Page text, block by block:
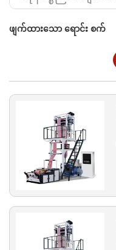
ဖျက်ထားသော ရောင်း စက်